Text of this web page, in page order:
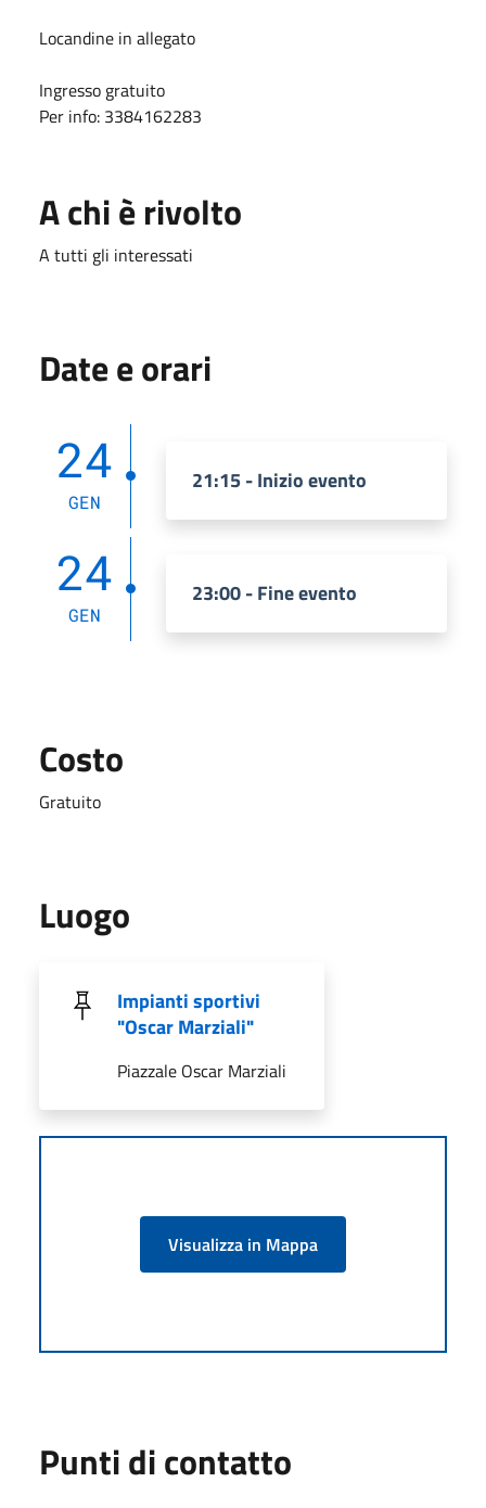
Locandine in allegato
Ingresso gratuito
Per info: 3384162283
A chi è rivolto
A tutti gli interessati
Date e orari
24
GEN
21:15 - Inizio evento
24
GEN
23:00 - Fine evento
Costo
Gratuito
Luogo
Impianti sportivi
"Oscar Marziali"
Piazzale Oscar Marziali
Visualizza in Mappa
Punti di contatto